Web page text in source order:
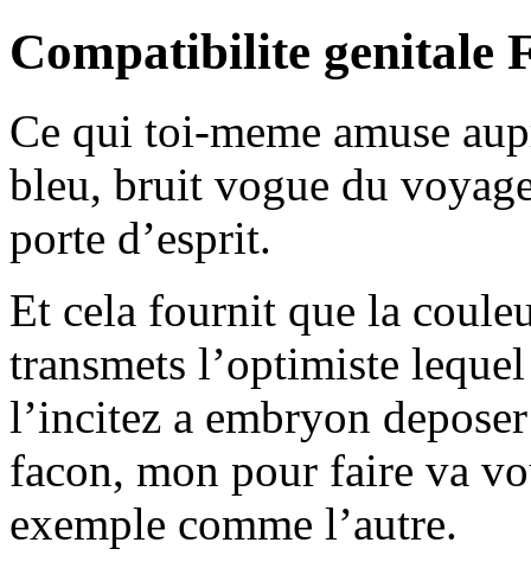
Compatibilite genitale
Ce qui toi-meme amuse
bleu, bruit vogue du
porte d’esprit.
Et cela fournit que la
transmets l’optimiste
l’incitez a embryon
facon, mon pour faire va
exemple comme l’autre.